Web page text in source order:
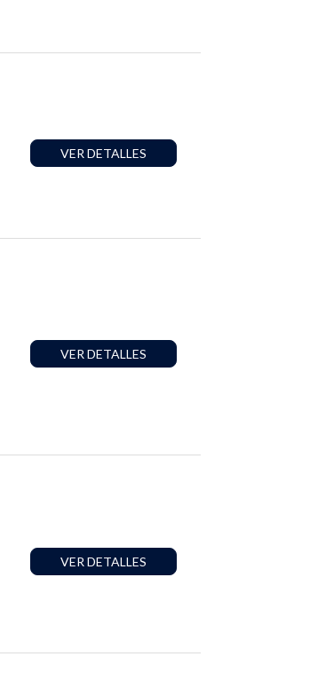
VER DETALLES
VER DETALLES
VER DETALLES